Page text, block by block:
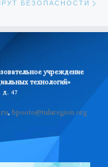
БЕЗОПАСНОСТИ
учреждение
технологий»
д. 47
, bpooto@tularegion.org